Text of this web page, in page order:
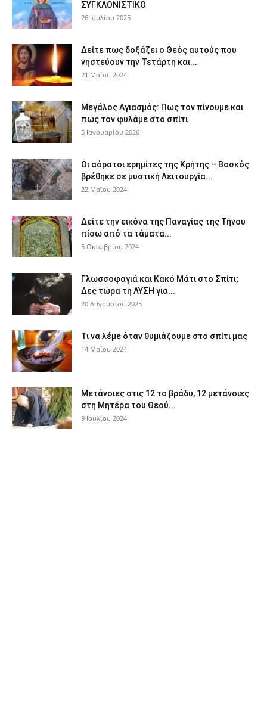
ΣΥΓΚΛΟΝΙΣΤΙΚΟ
26 Ιουλίου 2025
Δείτε πως δοξάζει ο Θεός αυτούς που
νηστεύουν την Τετάρτη και...
21 Μαΐου 2024
Μεγάλος Αγιασμός: Πως τον πίνουμε και
πως τον φυλάμε στο σπίτι
5 Ιανουαρίου 2026
Οι αόρατοι ερημίτες της Κρήτης – Βοσκός
βρέθηκε σε μυστική Λειτουργία...
22 Μαΐου 2024
Δείτε την εικόνα της Παναγίας της Τήνου
πίσω από τα τάματα...
5 Οκτωβρίου 2024
Γλωσσοφαγιά και Κακό Μάτι στο Σπίτι;
Δες τώρα τη ΛΥΣΗ για...
20 Αυγούστου 2025
Τι να λέμε όταν θυμιάζουμε στο σπίτι μας
14 Μαΐου 2024
Μετάνοιες στις 12 το βράδυ, 12 μετάνοιες
στη Μητέρα του Θεού...
9 Ιουλίου 2024